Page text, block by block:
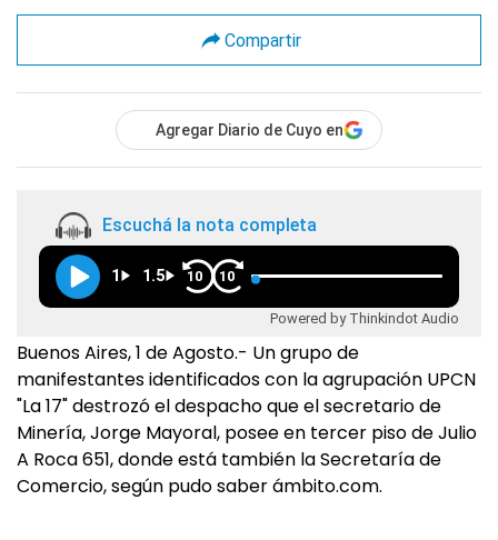
Compartir
Agregar Diario de Cuyo en
Escuchá la nota completa
1 1.5 10 10
Powered by Thinkindot Audio
Buenos Aires, 1 de Agosto.- Un grupo de
manifestantes identificados con la agrupación UPCN
"La 17" destrozó el despacho que el secretario de
Minería, Jorge Mayoral, posee en tercer piso de Julio
A Roca 651, donde está también la Secretaría de
Comercio, según pudo saber ámbito.com.